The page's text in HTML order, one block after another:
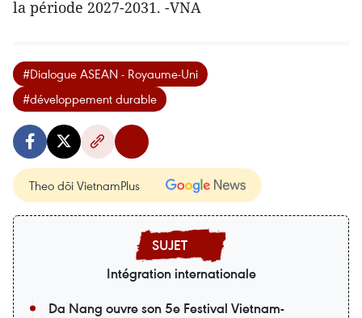
la période 2027-2031. -VNA
#Dialogue ASEAN - Royaume-Uni
#développement durable
Theo dõi VietnamPlus
Intégration internationale
Da Nang ouvre son 5e Festival Vietnam-